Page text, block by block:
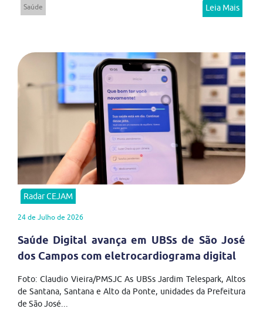
Saúde Leia Mais
Radar CEJAM
24 de Julho de 2026
Saúde Digital avança em UBSs de São José
dos Campos com eletrocardiograma digital
Foto: Claudio Vieira/PMSJC As UBSs Jardim Telespark, Altos
de Santana, Santana e Alto da Ponte, unidades da Prefeitura
de São José...